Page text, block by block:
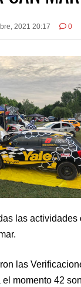
2021 20:17 0
las actividades
las
momento 42